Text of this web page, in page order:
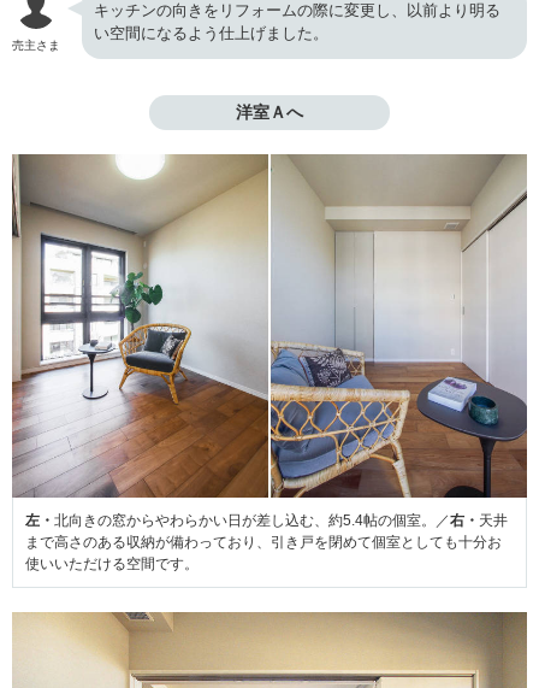
売主さま
キッチンの向きをリフォームの際に変更し、以前より明る
い空間になるよう仕上げました。
洋室Ａへ
左・ 北向きの窓からやわらかい日が差し込む、約5.4帖の個室。／右・ 天井
まで高さのある収納が備わっており、引き戸を閉めて個室としても十分お
使いいただける空間です。